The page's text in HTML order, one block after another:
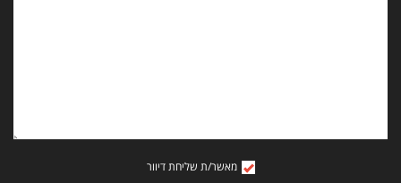
מאשר/ת שליחת דיוור